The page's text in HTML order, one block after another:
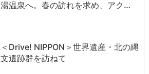
湯温泉へ。春の訪れを求め、アク…
＜Drive! NIPPON＞世界遺産・北の縄
文遺跡群を訪ねて